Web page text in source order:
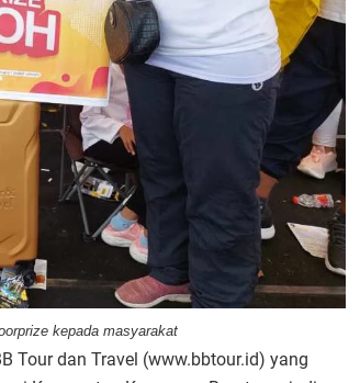
kepada masyarakat
Tour dan Travel (www.bbtour.id) yang